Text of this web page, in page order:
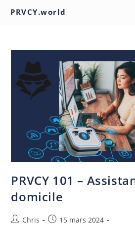
PRVCY.world
PRVCY 101 –
domicile
Chris
15 mars 2024